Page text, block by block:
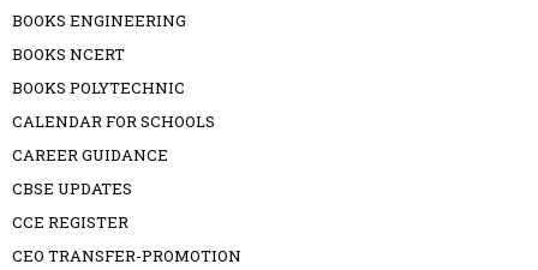
BOOKS ENGINEERING
BOOKS NCERT
BOOKS POLYTECHNIC
CALENDAR FOR SCHOOLS
CAREER GUIDANCE
CBSE UPDATES
CCE REGISTER
CEO TRANSFER-PROMOTION